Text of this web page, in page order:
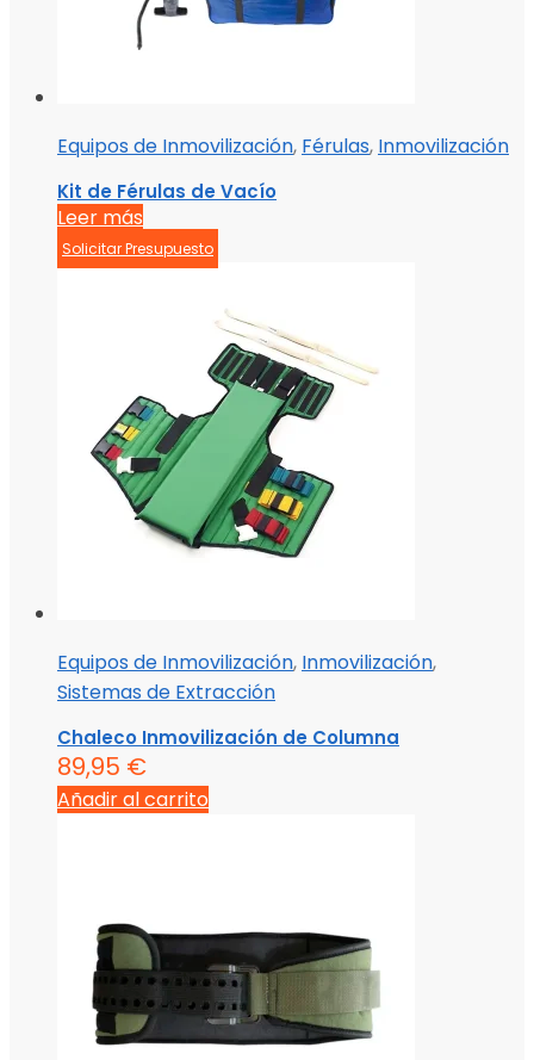
Equipos de Inmovilización, Férulas, Inmovilización
Kit de Férulas de Vacío
Leer más
Solicitar Presupuesto
Equipos de Inmovilización, Inmovilización,
Sistemas de Extracción
Chaleco Inmovilización de Columna
89,95 €
Añadir al carrito